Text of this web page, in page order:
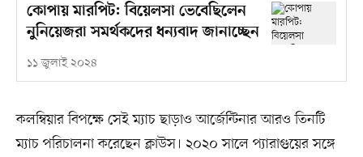
কোপায় মারপিট: বিয়েলসা ভেবেছিলেন
নুনিয়েজরা সমর্থকদের ধন্যবাদ জানাচ্ছেন
১১ জুলাই ২০২৪
কলম্বিয়ার বিপক্ষে সেই ম্যাচ ছাড়াও আর্জেন্টিনার আরও তিনটি
ম্যাচ পরিচালনা করেছেন ক্লাউস। ২০২০ সালে প্যারাগুয়ের সঙ্গে